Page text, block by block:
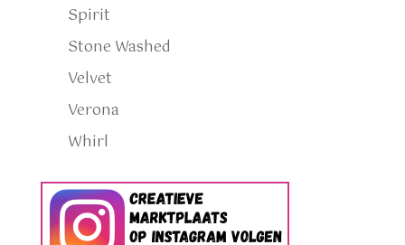
Spirit
Stone Washed
Velvet
Verona
Whirl